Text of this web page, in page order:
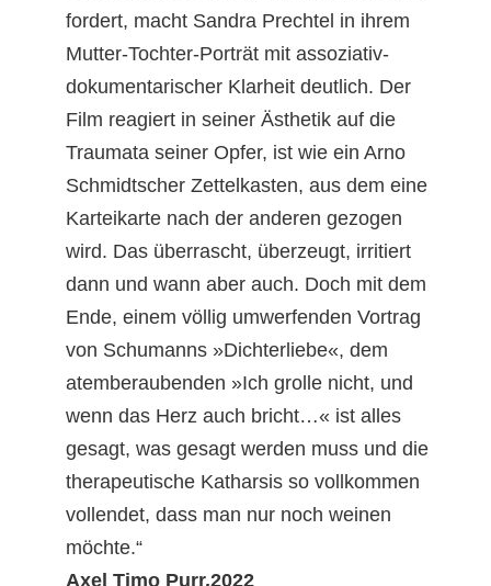
fordert, macht Sandra Prechtel in ihrem
Mutter-Tochter-Porträt mit assoziativ-
dokumentarischer Klarheit deutlich. Der
Film reagiert in seiner Ästhetik auf die
Traumata seiner Opfer, ist wie ein Arno
Schmidtscher Zettelkasten, aus dem eine
Karteikarte nach der anderen gezogen
wird. Das überrascht, überzeugt, irritiert
dann und wann aber auch. Doch mit dem
Ende, einem völlig umwerfenden Vortrag
von Schumanns »Dichterliebe«, dem
atemberaubenden »Ich grolle nicht, und
wenn das Herz auch bricht…« ist alles
gesagt, was gesagt werden muss und die
therapeutische Katharsis so vollkommen
vollendet, dass man nur noch weinen
möchte.“
Axel Timo Purr,2022